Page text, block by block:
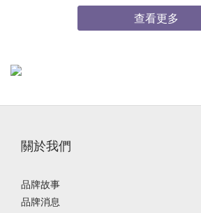
分鐘 #寶藝MF1保濕凍膜（加強保濕）或是
分鐘！敷完清水洗乾淨✨ Step 2：化妝棉
用了這套保養組合，底妝服貼度直接升級！
建議大家，底妝不貼的時候，先檢查肌膚
查看更多
關於我們
品牌故事
品牌消息